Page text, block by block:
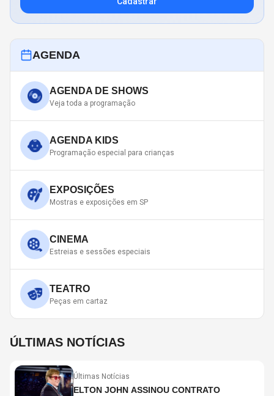
AGENDA
AGENDA DE SHOWS
Veja toda a programação
AGENDA KIDS
Programação especial para crianças
EXPOSIÇÕES
Mostras e exposições em SP
CINEMA
Estreias e sessões especiais
TEATRO
Peças em cartaz
ÚLTIMAS NOTÍCIAS
Últimas Notícias
ELTON JOHN ASSINOU CONTRATO